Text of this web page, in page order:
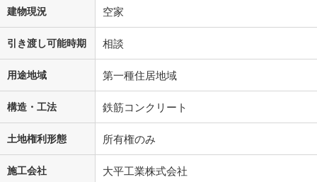
建物現況 空家
引き渡し可能時期 相談
用途地域 第一種住居地域
構造・工法 鉄筋コンクリート
土地権利形態 所有権のみ
施工会社 大平工業株式会社